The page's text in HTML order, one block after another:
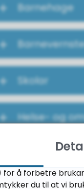
Barnehage
Skolar
Helse- og
Rusomsorg
å forbetre
du til at vi